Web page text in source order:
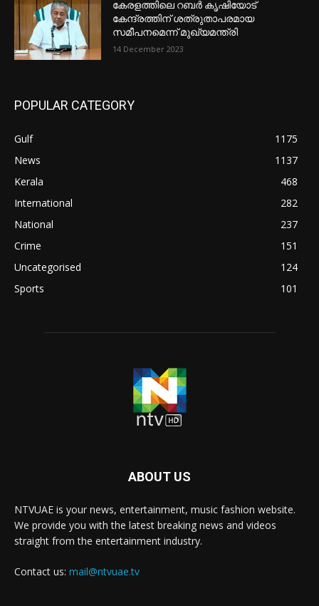
കേരളത്തിലെ റബർ കൃഷിയോട്
കേന്ദ്രത്തിന് ശത്രുതാപരമായ
സമീപനമെന്ന് മുഖ്യമന്ത്രി
14 December 2023
POPULAR CATEGORY
Gulf
1175
News
1137
Kerala
468
International
282
National
237
Crime
151
Uncategorised
124
Sports
101
ABOUT US
NTVUAE is your news, entertainment, music fashion website.
We provide you with the latest breaking news and videos
straight from the entertainment industry.
Contact us: mail@ntvuae.tv